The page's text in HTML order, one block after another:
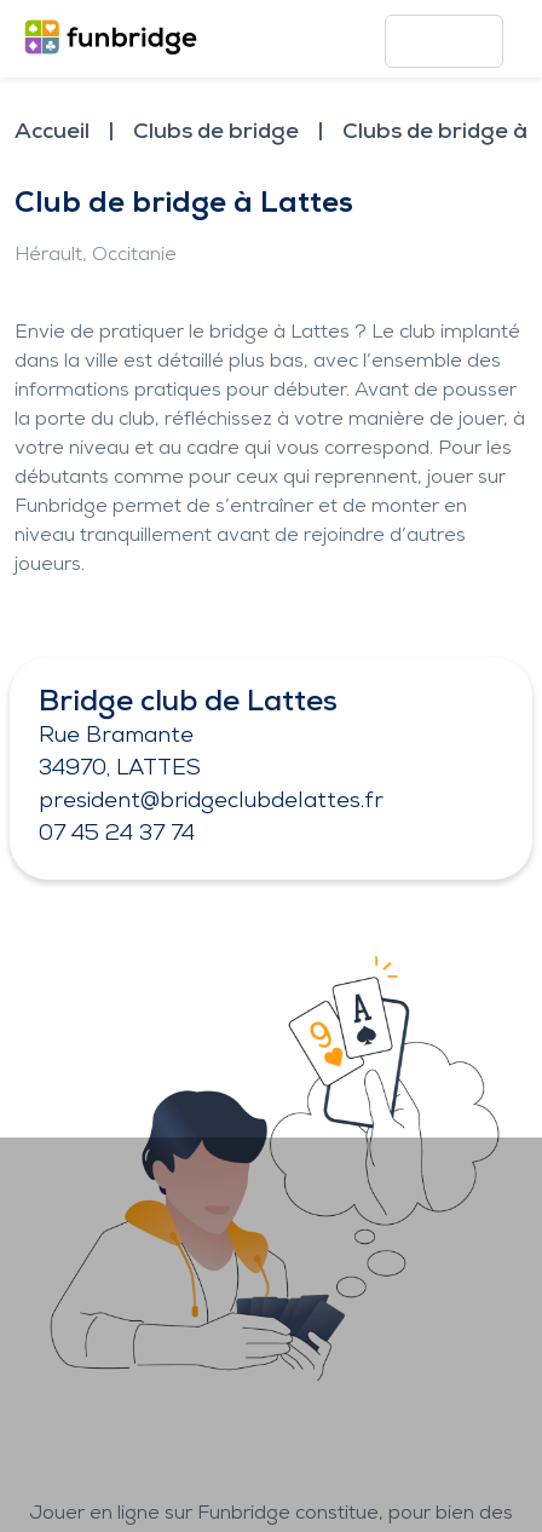
Accueil Clubs de bridge Clubs de bridge à
Club de bridge à Lattes
Hérault, Occitanie
Envie de pratiquer le bridge à Lattes ? Le club implanté
dans la ville est détaillé plus bas, avec l’ensemble des
informations pratiques pour débuter. Avant de pousser
la porte du club, réfléchissez à votre manière de jouer, à
votre niveau et au cadre qui vous correspond. Pour les
débutants comme pour ceux qui reprennent, jouer sur
Funbridge permet de s’entraîner et de monter en
niveau tranquillement avant de rejoindre d’autres
joueurs.
Bridge club de Lattes
Rue Bramante
34970, LATTES
president@bridgeclubdelattes.fr
07 45 24 37 74
Jouer en ligne sur Funbridge constitue, pour bien des